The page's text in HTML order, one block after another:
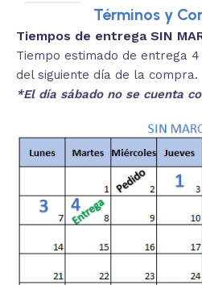
Términos y
Tiempos de entrega SIN
Tiempo estimado de entrega
del siguiente día de la compra.
*El día sábado no se cuenta